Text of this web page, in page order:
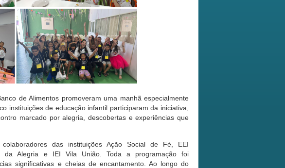
de Alimentos promoveram uma manhã especialmente
instituições de educação infantil participaram da iniciativa,
marcado por alegria, descobertas e experiências que
das instituições Ação Social de Fé, EEI
da Alegria e IEI Vila União. Toda a programação foi
significativas e cheias de encantamento. Ao longo do